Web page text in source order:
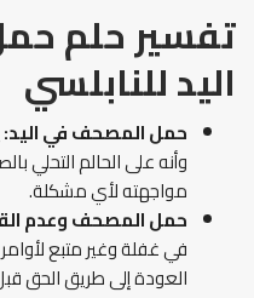
تفسير حلم
اليدللنابلسي
حمل المصحف في اليد:
وأنه على الحالم التحلي
مواجهته لأي مشكلة.
حمل المصحف وعدم
في غفلة وغير متبع
العودة إلى طريق الحق